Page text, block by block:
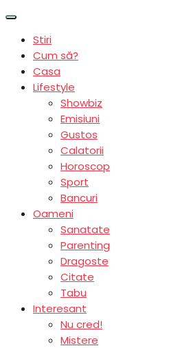
Stiri
Cum să?
Casa
Lifestyle
Showbiz
Emisiuni
Gustos
Calatorii
Horoscop
Sport
Bancuri
Oameni
Sanatate
Parenting
Dragoste
Citate
Tabu
Interesant
Nu cred!
Mistere